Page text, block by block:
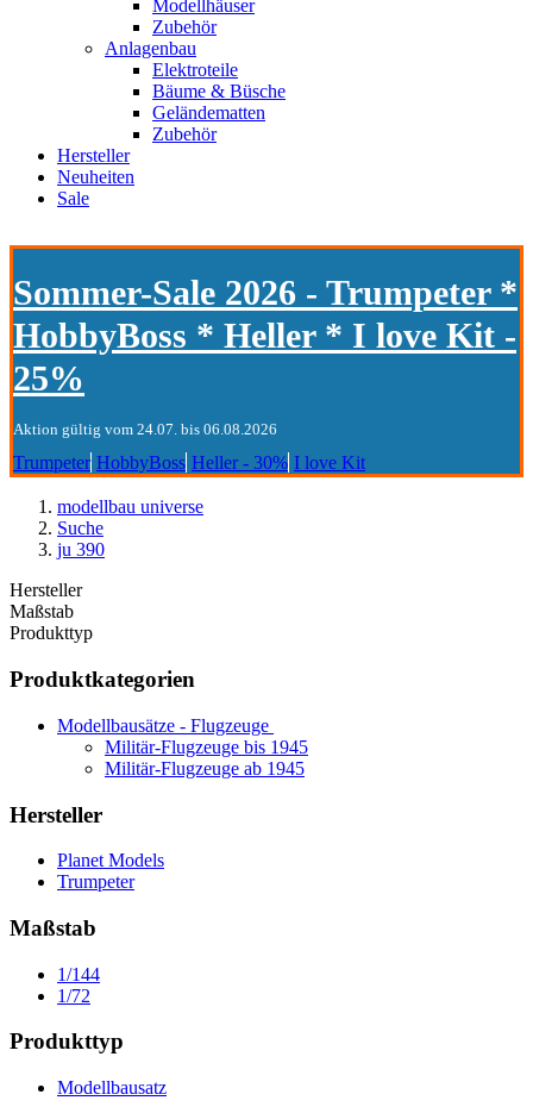
Modellhäuser
Zubehör
Anlagenbau
Elektroteile
Bäume & Büsche
Geländematten
Zubehör
Hersteller
Neuheiten
Sale
Sommer-Sale 2026 - Trumpeter *
HobbyBoss * Heller * I love Kit -
25%
Aktion gültig vom 24.07. bis 06.08.2026
Trumpeter HobbyBoss Heller - 30% I love Kit
modellbau universe
Suche
ju 390
Hersteller
Maßstab
Produkttyp
Produktkategorien
Modellbausätze - Flugzeuge
Militär-Flugzeuge bis 1945
Militär-Flugzeuge ab 1945
Hersteller
Planet Models
Trumpeter
Maßstab
1/144
1/72
Produkttyp
Modellbausatz